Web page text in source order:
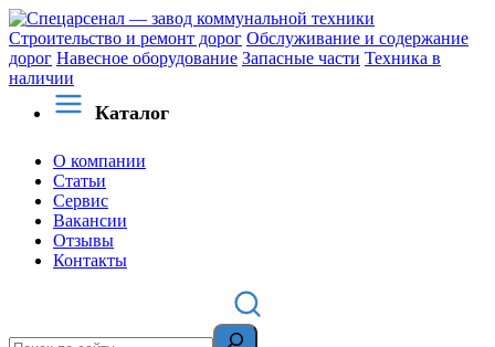
Строительство и ремонт дорог Обслуживание и содержание
дорог Навесное оборудование Запасные части Техника в
наличии
Каталог
О компании
Статьи
Сервис
Вакансии
Отзывы
Контакты